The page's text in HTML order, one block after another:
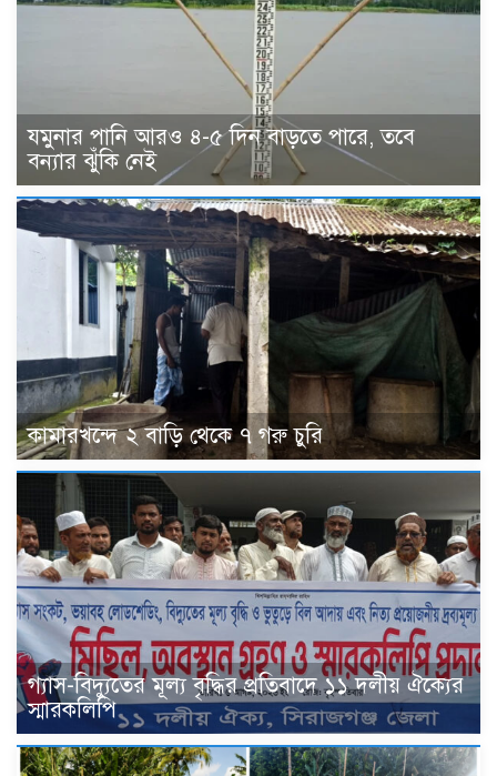
যমুনার পানি আরও ৪-৫ দিন বাড়তে পারে, তবে
বন্যার ঝুঁকি নেই
কামারখন্দে ২ বাড়ি থেকে ৭ গরু চুরি
গ্যাস-বিদ্যুতের মূল্য বৃদ্ধির প্রতিবাদে ১১ দলীয় ঐক্যের
স্মারকলিপি